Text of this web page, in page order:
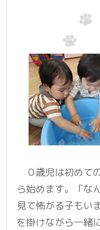
０歳児は初めて
ら始めます。「な
見て怖がる子もい
を掛けながら一緒